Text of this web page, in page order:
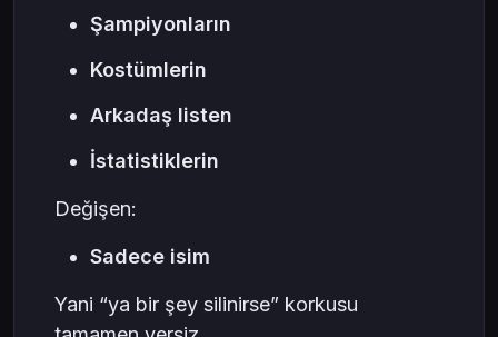
Şampiyonların
Kostümlerin
Arkadaş listen
İstatistiklerin
Değişen:
Sadece isim
Yani “ya bir şey silinirse” korkusu